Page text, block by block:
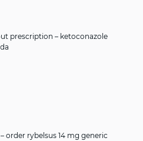
prescription – ketoconazole
order rybelsus 14 mg generic